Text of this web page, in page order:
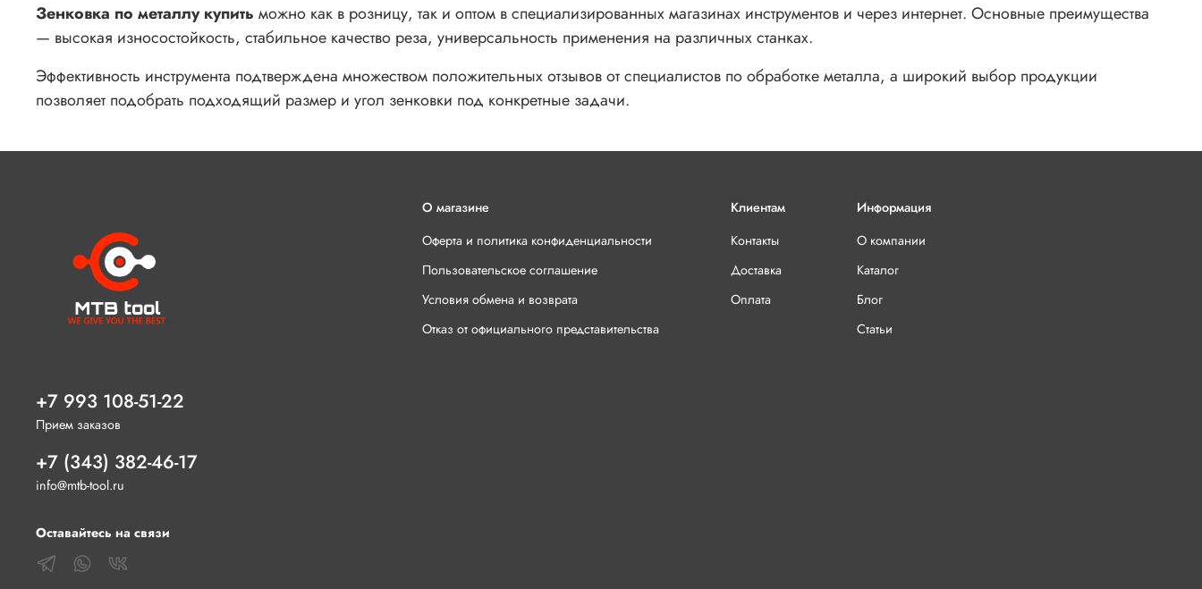
Общая длина: 100-130 мм
Зенковка применяется на токарных, сверлильных, фрезерных
станках для обработки металлических деталей с целью
заусенцев и подготовки фасок для последующей сборки.
Зенковка по металлу купить можно как в розницу, так и оптом в специализированных магазинах инструментов и через интернет. Основные преимущества
— высокая износостойкость, стабильное качество реза, универсальность применения на различных станках.
Эффективность инструмента подтверждена множеством положительных отзывов от специалистов по обработке металла, а широкий выбор продукции
позволяет подобрать подходящий размер и угол зенковки под конкретные задачи.
О магазине
Оферта и политика конфиденциальности
Пользовательское соглашение
Условия обмена и возврата
Отказ от официального представительства
Клиентам
Контакты
Доставка
Оплата
Информация
О компании
Каталог
Блог
Статьи
+7 993 108-51-22
Прием заказов
+7 (343) 382-46-17
info@mtb-tool.ru
Оставайтесь на связи